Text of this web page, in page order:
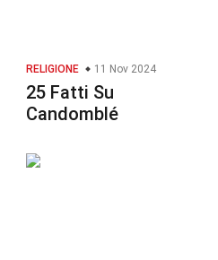
RELIGIONE 11 Nov 2024
25 Fatti Su
Candomblé